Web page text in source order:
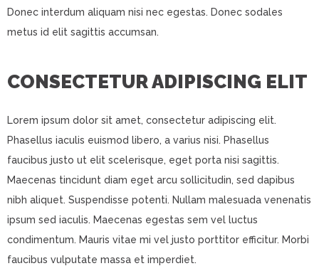
Donec interdum aliquam nisi nec egestas. Donec sodales
metus id elit sagittis accumsan.
CONSECTETUR ADIPISCING ELIT
Lorem ipsum dolor sit amet, consectetur adipiscing elit.
Phasellus iaculis euismod libero, a varius nisi. Phasellus
faucibus justo ut elit scelerisque, eget porta nisi sagittis.
Maecenas tincidunt diam eget arcu sollicitudin, sed dapibus
nibh aliquet. Suspendisse potenti. Nullam malesuada venenatis
ipsum sed iaculis. Maecenas egestas sem vel luctus
condimentum. Mauris vitae mi vel justo porttitor efficitur. Morbi
faucibus vulputate massa et imperdiet.